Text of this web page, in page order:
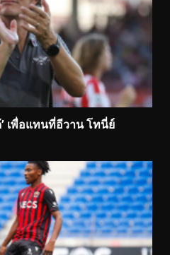
เพื่อแทนที่อีวาน โทนี่ย์